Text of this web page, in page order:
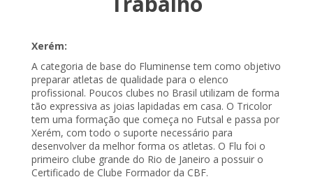
Xerém:
A categoria de base do Fluminense tem como objetivo
preparar atletas de qualidade para o elenco
profissional. Poucos clubes no Brasil utilizam de forma
tão expressiva as joias lapidadas em casa. O Tricolor
tem uma formação que começa no Futsal e passa por
Xerém, com todo o suporte necessário para
desenvolver da melhor forma os atletas. O Flu foi o
primeiro clube grande do Rio de Janeiro a possuir o
Certificado de Clube Formador da CBF.